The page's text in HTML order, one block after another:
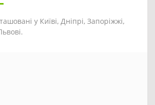
у Київі, Дніпрі, Запоріжжі,